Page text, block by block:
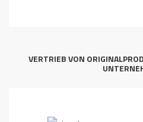
VERTRIEB VON